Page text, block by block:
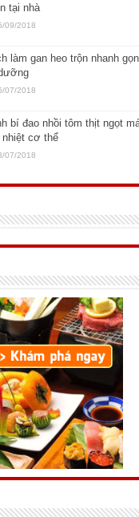
tại nhà
09/2018
làm gan heo trộn nhanh
07/2018
bí đao nhồi tôm thịt ngọt
nhiệt cơ thể
07/2018